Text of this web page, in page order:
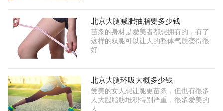
北京大腿减肥抽脂要多少钱
苗条的身材是爱美者都想拥有的，有了
这样的双腿可以让人的整体气质变得很
好
北京大腿环吸大概多少钱
爱美的女人想让腿更苗条，但也有很多
人大腿脂肪堆积特别严重，很多爱美的
人